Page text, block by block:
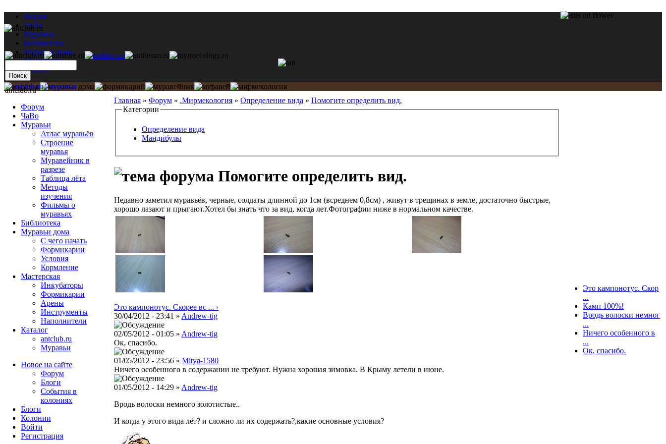
Форум
ЧаВо
Муравьи
Библиотека
Муравьи дома
Мастерская
Каталог
Главная » Форум » .Мирмекология » Определение вида » Помогите определить вид.
Категории
Определение вида
Мандибулы
Помогите определить вид.
Недавно заметил муравьёв, черные, солдаты длинной до 1см (всреднем 0,8см) , живут в трещинах в земле, достаточно быстрые,
хорошо лазают и прыгают.Хотел бы знать что за вид, когда лет.Фотографии ниже в нормальном качестве.
Это кампонотус. Скорее вс ... ›
30/04/2012 - 23:41 » Andrew-tig
02/05/2012 - 01:05 » Andrew-tig
Ок, спасибо.
01/05/2012 - 23:56 » Mitya-1580
Ничего особенного в содержании не требуют. Нужна хорошая зимовка. В Крыму летели в июне.
01/05/2012 - 14:29 » Andrew-tig
Вродь волоски немного золотистые..
И когда у этого вида лёт? и сложно ли их содержать?,какие основные условия?
antclub.ru
Форум
ЧаВо
Муравьи
Атлас муравьёв
Строение
муравья
Муравейник в
разрезе
Таблица лёта
Методы
изучения
Фильмы о
муравьях
Библиотека
Муравьи дома
С чего начать
Формикарии
Условия
Кормление
Мастерская
Инкубаторы
Формикарии
Арены
Инструменты
Наполнители
Каталог
antclub.ru
Муравьи
Новое на сайте
Форум
Блоги
События в
колониях
Блоги
Колонии
Войти
Peгиcтpaция
Это кампонотус. Скор
...
Камп 100%!
Вродь волоски немног
...
Ничего особенного в
...
Ок, спасибо.